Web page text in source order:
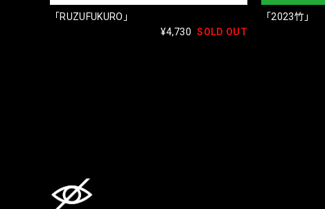
「RUZUFUKURO」
¥4,730 SOLD OUT
「2023竹」